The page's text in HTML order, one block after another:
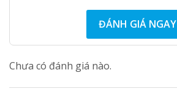
ĐÁNH GIÁ NGAY
Chưa có đánh giá nào.